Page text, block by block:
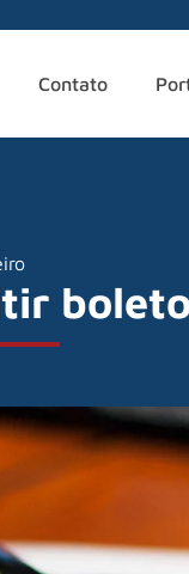
Contato